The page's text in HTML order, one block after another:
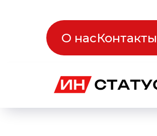
О насКонтакты